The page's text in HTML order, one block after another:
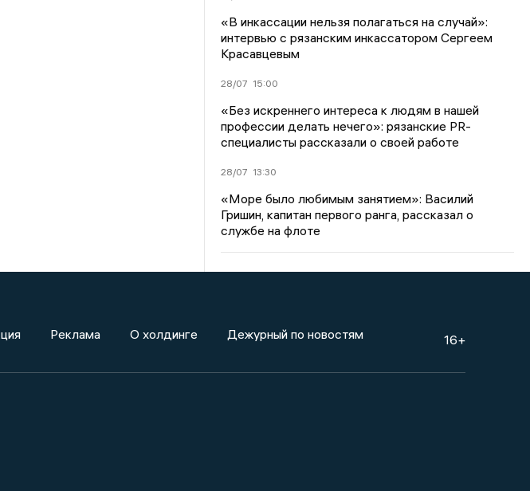
«В инкассации нельзя полагаться на случай»:
интервью с рязанским инкассатором Сергеем
Красавцевым
28/07 15:00
«Без искреннего интереса к людям в нашей
профессии делать нечего»: рязанские PR-
специалисты рассказали о своей работе
28/07 13:30
«Море было любимым занятием»: Василий
Гришин, капитан первого ранга, рассказал о
службе на флоте
Реклама О холдинге Дежурный по новостям 16+